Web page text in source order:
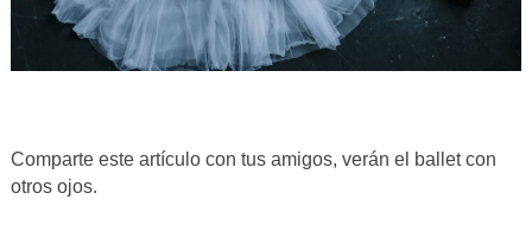
Comparte este artículo con tus amigos, verán el ballet con
otros ojos.